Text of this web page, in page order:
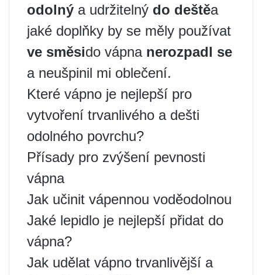
odolný a udržitelný do deštěa
jaké doplňky by se měly používat
ve směsido vápna nerozpadl se
a neušpinil mi oblečení.
Které vápno je nejlepší pro
vytvoření trvanlivého a dešti
odolného povrchu?
Přísady pro zvýšení pevnosti
vápna
Jak učinit vápennou voděodolnou
Jaké lepidlo je nejlepší přidat do
vápna?
Jak udělat vápno trvanlivější a